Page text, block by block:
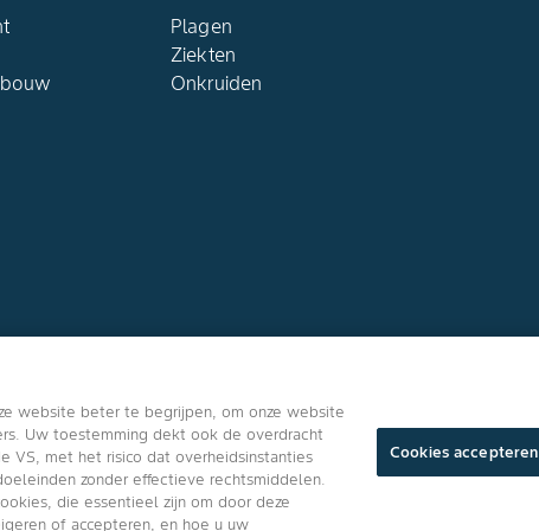
Plagen
Ziekten
Onkruiden
Volg ons
website beter te begrijpen, om onze website
Uw toestemming dekt ook de overdracht
VS, met het risico dat overheidsinstanties
zonder effectieve rechtsmiddelen.
die essentieel zijn om door deze
of accepteren, en hoe u uw
Cookies accepteren